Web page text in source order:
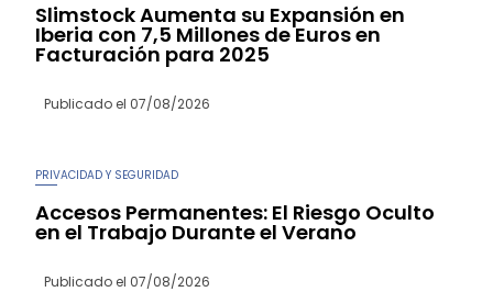
Slimstock Aumenta su Expansión en
Iberia con 7,5 Millones de Euros en
Facturación para 2025
Publicado el 07/08/2026
PRIVACIDAD Y SEGURIDAD
Accesos Permanentes: El Riesgo Oculto
en el Trabajo Durante el Verano
Publicado el 07/08/2026